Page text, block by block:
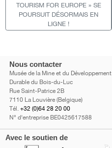
TOURISM FOR EUROPE » SE
POURSUIT DÉSORMAIS EN
LIGNE !
Nous contacter
Musée de la Mine et du Développement
Durable du Bois-du-Luc
Rue Saint-Patrice 2B
7110 La Louvière (Belgique)
Tél. +32 (0)64 28 20 00
N° d'entreprise BE0425617588
Avec le soutien de